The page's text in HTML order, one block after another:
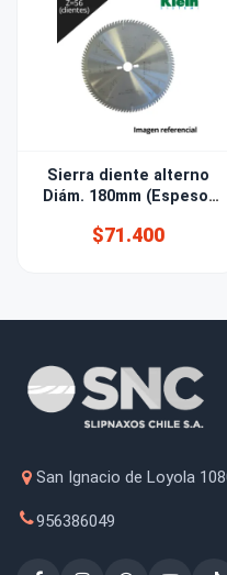
Sierra diente alterno
Diám. 180mm (Espesor
$71.400
San Ignacio de Loyola
956386049